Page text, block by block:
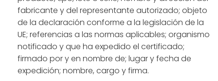
fabricante y del representante autorizado; objeto
de la declaración conforme a la legislación de la
UE; referencias a las normas aplicables; organismo
notificado y que ha expedido el certificado;
firmado por y en nombre de; lugar y fecha de
expedición; nombre, cargo y firma.